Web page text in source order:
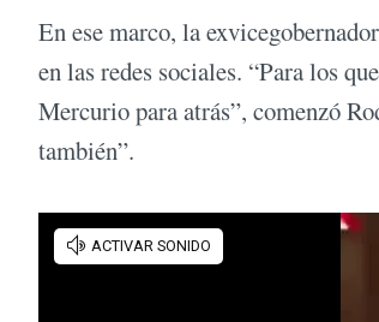
En ese marco, la
en las redes sociales. “Para los
Mercurio para atrás”, comenzó
también”.